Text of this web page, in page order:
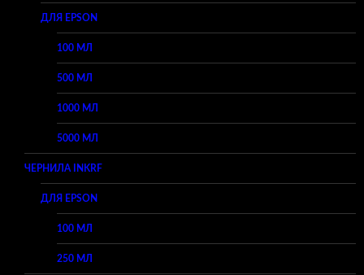
ДЛЯ EPSON
100 МЛ
500 МЛ
1000 МЛ
5000 МЛ
ЧЕРНИЛА INKRF
ДЛЯ EPSON
100 МЛ
250 МЛ